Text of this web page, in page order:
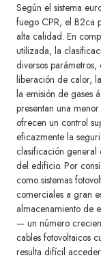
Según el sistema
fuego CPR, el B2ca
alta calidad. En
utilizada, la
diversos
liberación de calor,
la emisión de gases
presentan una
ofrecen un control
eficazmente la
clasificación general
del edificio. Por
como sistemas
comerciales a gran
almacenamiento de
— un número
cables fotovoltaicos
resulta difícil